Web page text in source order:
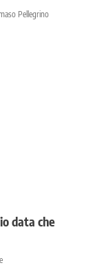
Pellegrino
data che